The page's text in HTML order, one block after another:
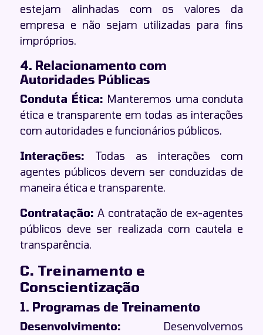
estejam alinhadas com os valores da
empresa e não sejam utilizadas para fins
impróprios.
4. Relacionamento com
Autoridades Públicas
Conduta Ética: Manteremos uma conduta
ética e transparente em todas as interações
com autoridades e funcionários públicos.
Interações: Todas as interações com
agentes públicos devem ser conduzidas de
maneira ética e transparente.
Contratação: A contratação de ex-agentes
públicos deve ser realizada com cautela e
transparência.
C. Treinamento e
Conscientização
1. Programas de Treinamento
Desenvolvimento: Desenvolvemos